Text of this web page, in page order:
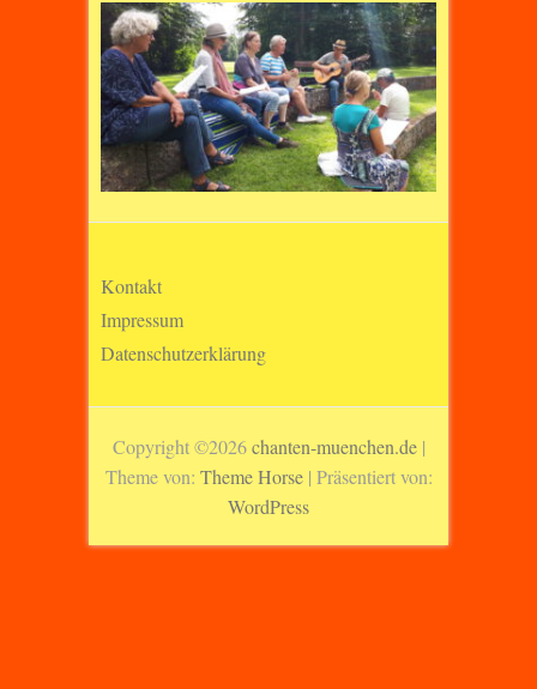
Kontakt
Impressum
Datenschutzerklärung
Copyright ©2026chanten-muenchen.de|
Theme von: Theme Horse| Präsentiert von:
WordPress